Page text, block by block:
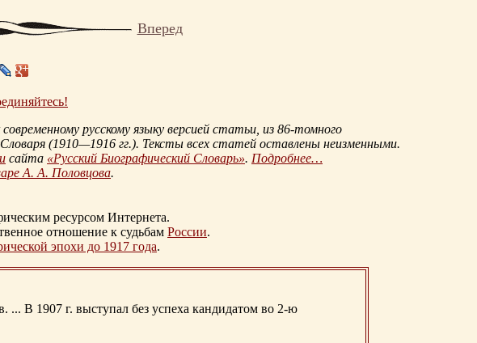
Вперед
русскому языку версией статьи, из 86-томного
(1910—1916 гг.). Тексты всех статей оставлены неизменными.
сайта «Русский Биографический Словарь». Подробнее…
А. А. Половцова.
ресурсом Интернета.
отношение к судьбам России.
эпохи до 1917 года.
В 1907 г. выступал без успеха кандидатом во 2-ю